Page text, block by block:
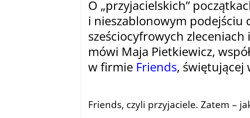
O „przyjacielskich”
i nieszablonowym podejściu
sześciocyfrowych zleceniach
mówi Maja Pietkiewicz,
w firmie Friends, świętującej
Friends, czyli przyjaciele. Zatem –